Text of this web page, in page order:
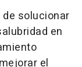
solucionar
en
el